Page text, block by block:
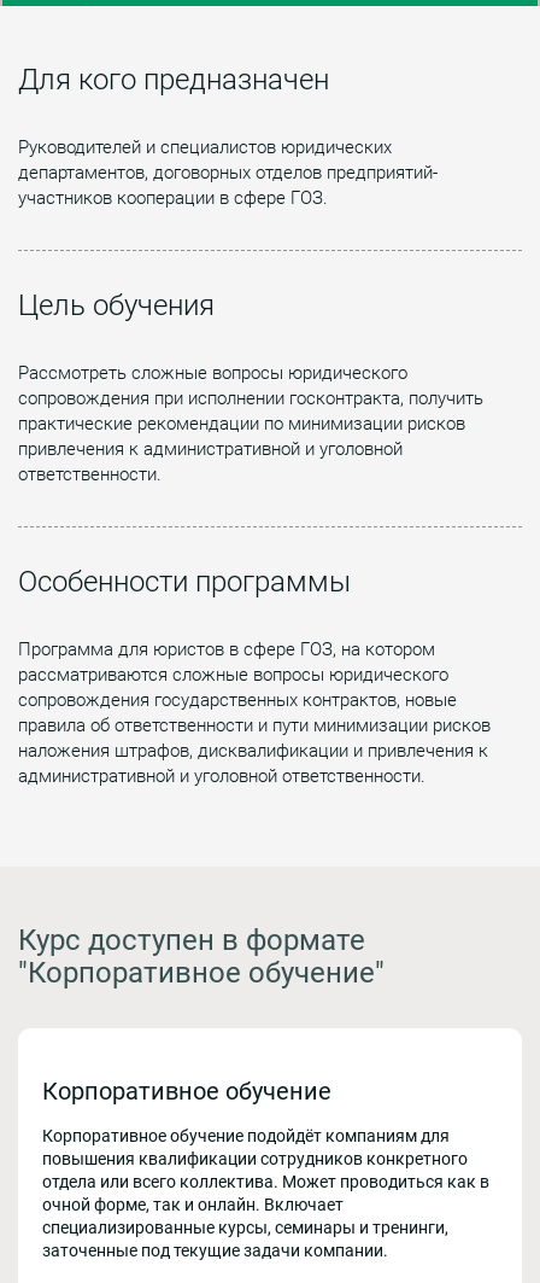
Для кого предназначен
Руководителей и специалистов юридических
департаментов, договорных отделов предприятий-
участников кооперации в сфере ГОЗ.
Цель обучения
Рассмотреть сложные вопросы юридического
сопровождения при исполнении госконтракта, получить
практические рекомендации по минимизации рисков
привлечения к административной и уголовной
ответственности.
Особенности программы
Программа для юристов в сфере ГОЗ, на котором
рассматриваются сложные вопросы юридического
сопровождения государственных контрактов, новые
правила об ответственности и пути минимизации рисков
наложения штрафов, дисквалификации и привлечения к
административной и уголовной ответственности.
Курс доступен в формате
"Корпоративное обучение"
Корпоративное обучение
Корпоративное обучение подойдёт компаниям для
повышения квалификации сотрудников конкретного
отдела или всего коллектива. Может проводиться как в
очной форме, так и онлайн. Включает
специализированные курсы, семинары и тренинги,
заточенные под текущие задачи компании.